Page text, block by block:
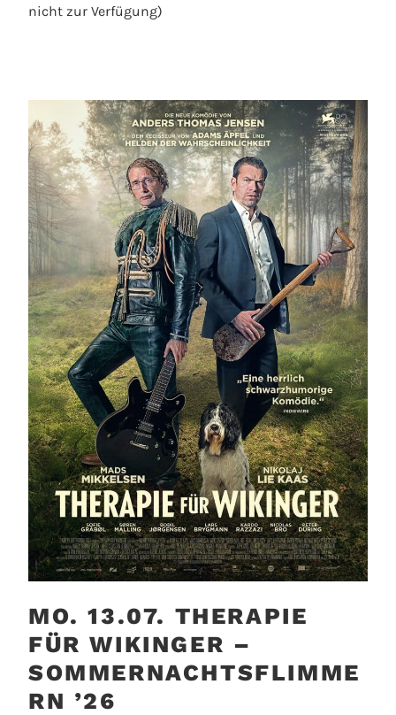
nicht zur Verfügung)
MO. 13.07. THERAPIE
FÜR WIKINGER –
SOMMERNACHTSFLIMME
RN ’26